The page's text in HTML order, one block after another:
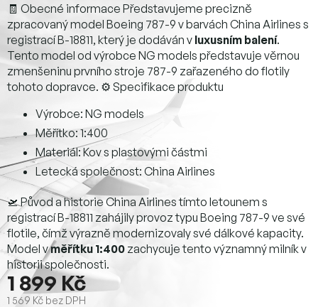
1 899 Kč
1 569 Kč bez DPH
🧾 Obecné informace Představujeme precizně
zpracovaný model Boeing 787-9 v barvách China Airlines s
registrací B-18811, který je dodáván v luxusním balení.
Tento model od výrobce NG models představuje věrnou
zmenšeninu prvního stroje 787-9 zařazeného do flotily
tohoto dopravce. ⚙️ Specifikace produktu
Výrobce: NG models
Měřítko: 1:400
Materiál: Kov s plastovými částmi
Letecká společnost: China Airlines
🛫 Původ a historie China Airlines tímto letounem s
registrací B-18811 zahájily provoz typu Boeing 787-9 ve své
flotile, čímž výrazně modernizovaly své dálkové kapacity.
Model vměřítku 1:400 zachycuje tento významný milník v
historii společnosti.